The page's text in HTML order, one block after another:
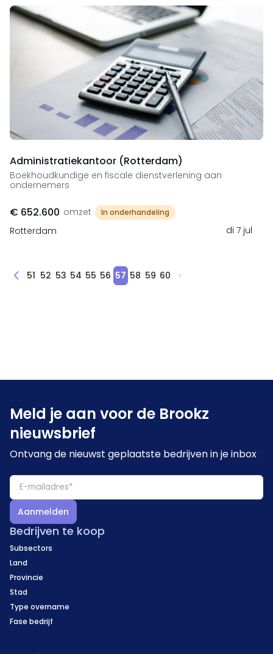
Administratiekantoor (Rotterdam)
Boekhoudkundige en fiscale dienstverlening aan
ondernemers
€ 652.600 omzet In onderhandeling
Rotterdam di 7 jul
51 52 53 54 55 56 57 58 59 60
Meld je aan voor de Brookz
nieuwsbrief
Ontvang de nieuwst geplaatste bedrijven in je inbox
Aanmelden
Bedrijven te koop
Subsectors
Land
Provincie
Stad
Type overname
Fase bedrijf